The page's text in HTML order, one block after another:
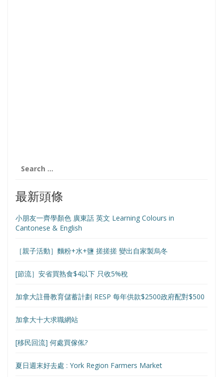
for:
最新頭條
小朋友一齊學顏色 廣東話 英文 Learning Colours in
Cantonese & English
［親子活動］麵粉+水+鹽 搓搓搓 變出自家製烏冬
[節流］安省買熟食$4以下 只收5%稅
加拿大註冊教育儲蓄計劃 RESP 每年供款$2500政府配對$500
加拿大十大求職網站
[移民回流] 何處買傢俬?
夏日週末好去處 : York Region Farmers Market